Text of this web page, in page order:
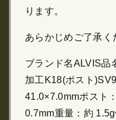
ります。
あらかじめご了承く
ブランド名ALVIS品
加工K18(ポスト
41.0×7.0mmポスト
0.7mm重量：約